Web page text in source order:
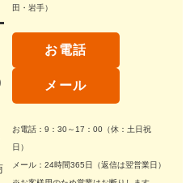
田・岩手）
お電話
メール
お電話：9：30～17：00（休：土日祝
日）
メール：24時間365日（返信は翌営業日）